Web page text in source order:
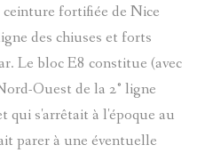
fortifiée de Nice
des chiuses et forts
Le bloc E8 constitue (avec
Ouest de la 2° ligne
qui s'arrêtait à l'époque au
parer à une éventuelle